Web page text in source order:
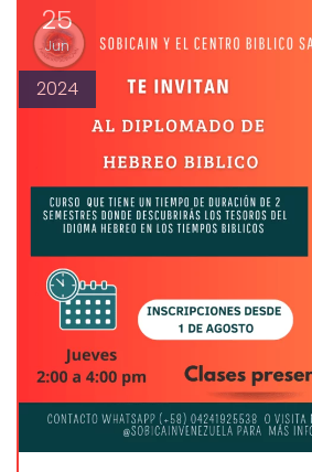
25
Jun
2024